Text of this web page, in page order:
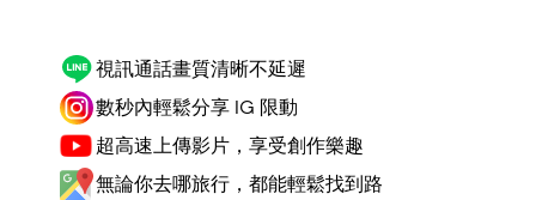
視訊通話畫質清晰不延遲
數秒內輕鬆分享 IG 限動
超高速上傳影片，享受創作樂趣
無論你去哪旅行，都能輕鬆找到路